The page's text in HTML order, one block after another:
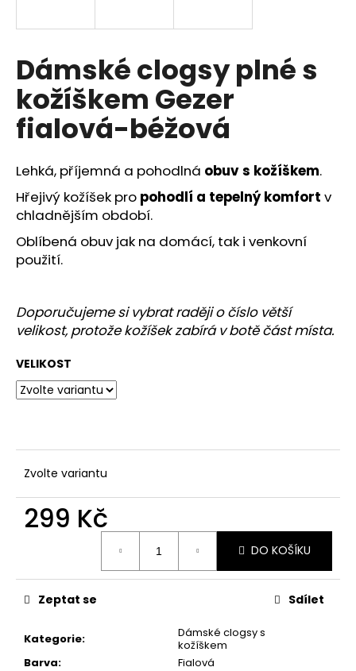
Dámské clogsy plné s
kožíškem Gezer
fialová-béžová
Lehká, příjemná a pohodlná obuv s kožíškem.
Hřejivý kožíšek pro pohodlí a tepelný komfort v
chladnějším období.
Oblíbená obuv jak na domácí, tak i venkovní
použití.
Doporučujeme si vybrat raději o číslo větší
velikost, protože kožíšek zabírá v botě část místa.
VELIKOST
Zvolte variantu
299 Kč
DO KOŠÍKU
Kategorie:
Dámské clogsy s
kožíškem
Barva:
Fialová
Zeptat se Sdílet
í
t
?
D
o
o
r
u
č
u
j
e